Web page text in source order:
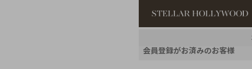
#¥10,000以下プチプラ
会員登録がお済みのお客様